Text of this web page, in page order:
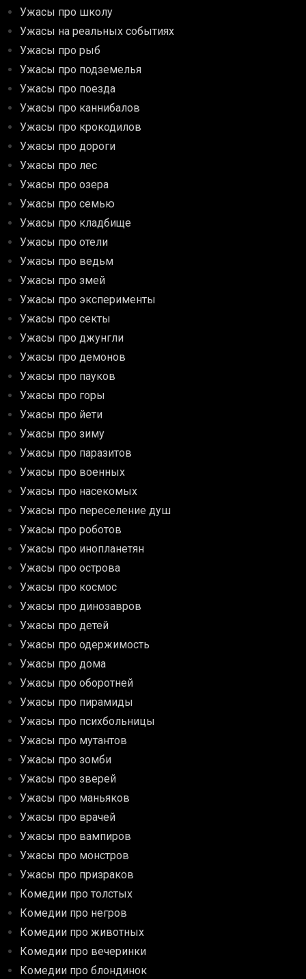
Ужасы про школу
Ужасы на реальных событиях
Ужасы про рыб
Ужасы про подземелья
Ужасы про поезда
Ужасы про каннибалов
Ужасы про крокодилов
Ужасы про дороги
Ужасы про лес
Ужасы про озера
Ужасы про семью
Ужасы про кладбище
Ужасы про отели
Ужасы про ведьм
Ужасы про змей
Ужасы про эксперименты
Ужасы про секты
Ужасы про джунгли
Ужасы про демонов
Ужасы про пауков
Ужасы про горы
Ужасы про йети
Ужасы про зиму
Ужасы про паразитов
Ужасы про военных
Ужасы про насекомых
Ужасы про переселение душ
Ужасы про роботов
Ужасы про инопланетян
Ужасы про острова
Ужасы про космос
Ужасы про динозавров
Ужасы про детей
Ужасы про одержимость
Ужасы про дома
Ужасы про оборотней
Ужасы про пирамиды
Ужасы про психбольницы
Ужасы про мутантов
Ужасы про зомби
Ужасы про зверей
Ужасы про маньяков
Ужасы про врачей
Ужасы про вампиров
Ужасы про монстров
Ужасы про призраков
Комедии про толстых
Комедии про негров
Комедии про животных
Комедии про вечеринки
Комедии про блондинок